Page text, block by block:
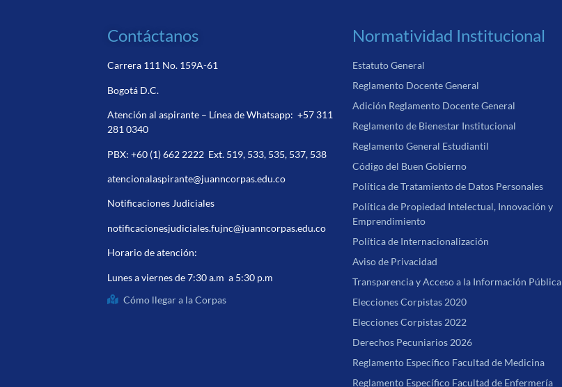
Contáctanos
Carrera 111 No. 159A-61
Bogotá D.C.
Atención al aspirante – Línea de Whatsapp:+57 311
281 0340
PBX:+60 (1) 662 2222 Ext. 519, 533, 535, 537, 538
atencionalaspirante@juanncorpas.edu.co
Notificaciones Judiciales
notificacionesjudiciales.fujnc@juanncorpas.edu.co
Horario de atención:
Lunes a viernes de 7:30 a.m a 5:30 p.m
Cómo llegar a la Corpas
Normatividad Institucional
Estatuto General
Reglamento Docente General
Adición Reglamento Docente General
Reglamento de Bienestar Institucional
Reglamento General Estudiantil
Código del Buen Gobierno
Política de Tratamiento de Datos Personales
Política de Propiedad Intelectual, Innovación y
Emprendimiento
Política de Internacionalización
Aviso de Privacidad
Transparencia y Acceso a la Información Pública
Elecciones Corpistas 2020
Elecciones Corpistas 2022
Derechos Pecuniarios 2026
Reglamento Específico Facultad de Medicina
Reglamento Específico Facultad de Enfermería